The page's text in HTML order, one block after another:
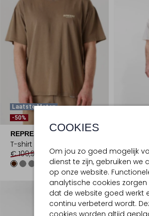
COOKIES
Om jou zo goed mogelijk
dienst te zijn, gebruiken we
op onze website.
analytische cookies
dat de website goed werkt
continu verbeterd wordt.
cookies worden altijd
Laatste Maten
-50%
REPRESENT
T-shirt
€ 109,99
€ 54,99
€ 115,00